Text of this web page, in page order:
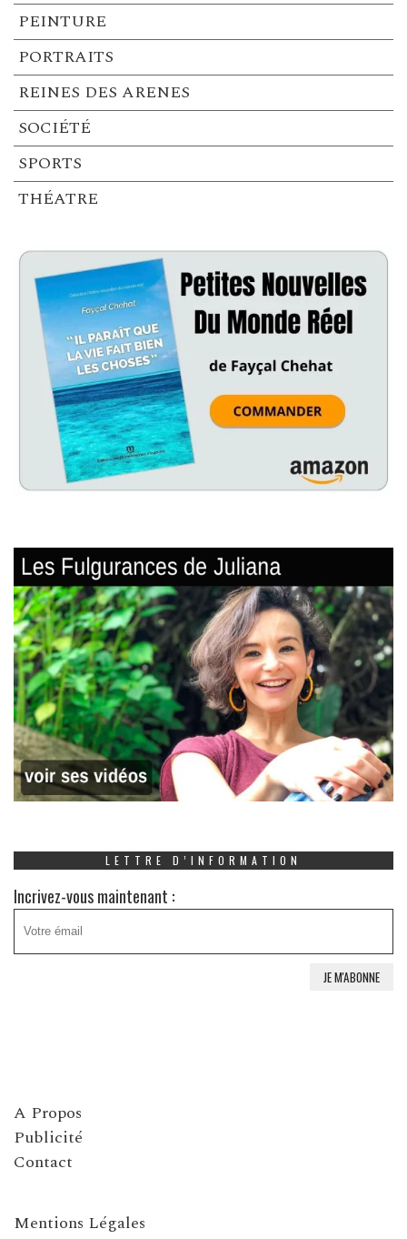
PEINTURE
PORTRAITS
REINES DES ARENES
SOCIÉTÉ
SPORTS
THÉATRE
LETTRE D’INFORMATION
Incrivez-vous maintenant :
A Propos
Publicité
Contact
Mentions Légales